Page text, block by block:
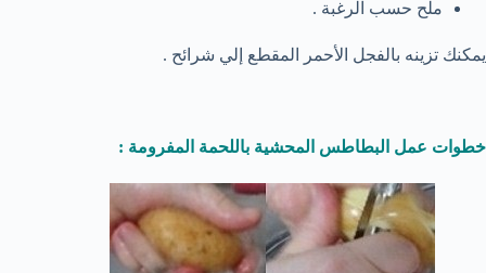
ملح حسب الرغبة .
يمكنك تزينه بالفجل الأحمر المقطع إلي شرائح .
خطوات عمل البطاطس المحشية باللحمة المفرومة :